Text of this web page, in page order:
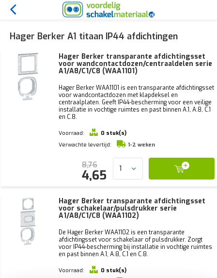
Hager Berker A1 titaan IP44 afdichtingen
Hager Berker transparante afdichtingsset
voor wandcontactdozen/centraaldelen serie
A1/A8/C1/C8 (WAA1101)
Hager Berker WAA1101 is een transparante afdichtingsset
voor wandcontactdozen met klapdeksel en
centraalplaten. Geeft IP44-bescherming voor een veilige
installatie in vochtige ruimtes en past binnen A.1, A.8, C.1
en C.8.
Voorraad:
0 stuk(s)
Verwachte levertijd:
1-2 weken
8,76
4,65
Hager Berker transparante afdichtingsset
voor schakelaar/pulsdrukker serie
A1/A8/C1/C8 (WAA1102)
De Hager Berker WAA1102 is een transparante
afdichtingsset voor schakelaar of pulsdrukker. Zorgt
voor IP44-bescherming bij installatie in vochtige ruimtes
en past binnen A.1, A.8, C.1 en C.8.
Voorraad:
0 stuk(s)